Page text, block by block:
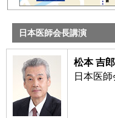
日本医師会長講演
松本 吉
日本医